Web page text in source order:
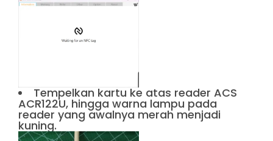
Tempelkan kartu ke atas reader ACS
ACR122U, hingga warna lampu pada
reader yang awalnya merah menjadi
kuning.